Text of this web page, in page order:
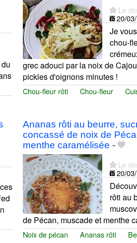
Le
20/
Je
chou-
grec adouci par la noix de
pickles d'oignons minutes !
Chou-fleur rôti Chou-fleur
Ananas rôti au beurre,
concassé de noix de
menthe caramélisée -
Le
20/
rôti au
de Pécan, muscade et menthe
Noix de pécan Ananas rôti